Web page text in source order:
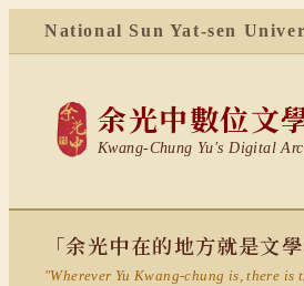
National Sun Yat-sen
余光中數位文
Kwang-Chung Yu's Digital
「余光中在的地方就是文學
"Wherever Yu Kwang-chung is, there